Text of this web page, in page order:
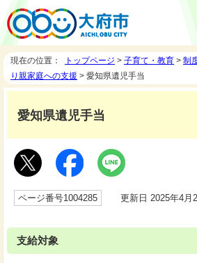
現在の位置： トップページ > 子育て・教育 > 制
り親家庭への支援 > 愛知県遺児手当
愛知県遺児手当
ページ番号1004285 更新日 2025年4月
支給対象